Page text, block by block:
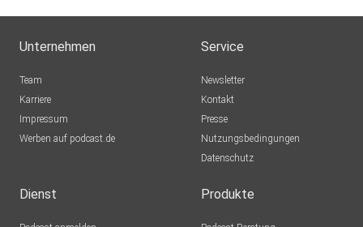
Unternehmen
Team
Karriere
Impressum
Werben auf podcast.de
Service
Newsletter
Kontakt
Presse
Nutzungsbedingungen
Datenschutz
Dienst Produkte